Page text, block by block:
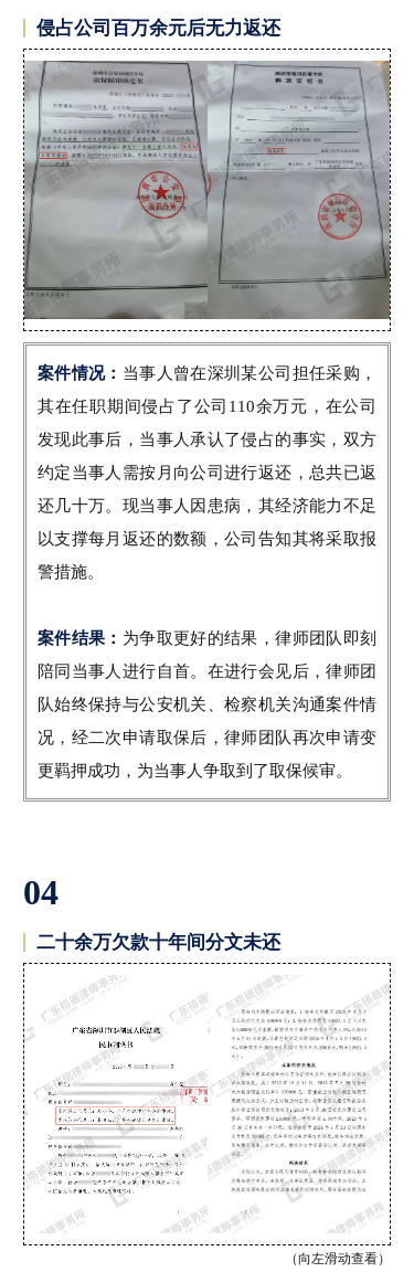
侵占公司百万余元后无力返还
案件情况： 当事人曾在深圳某公司担任采购，
其在任职期间侵占了公司110余万元，在公司
发现此事后，当事人承认了侵占的事实，双方
约定当事人需按月向公司进行返还，总共已返
还几十万。现当事人因患病，其经济能力不足
以支撑每月返还的数额，公司告知其将采取报
警措施。
案件结果： 为争取更好的结果，律师团队即刻
陪同当事人进行自首。在进行会见后，律师团
队始终保持与公安机关、检察机关沟通案件情
况，经二次申请取保后，律师团队再次申请变
更羁押成功，为当事人争取到了取保候审。
04
二十余万欠款十年间分文未还
（向左滑动查看）